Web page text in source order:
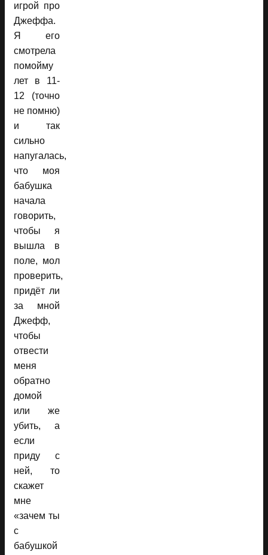
игрой про
Джеффа.
Я его
смотрела
помойму
лет в 11-
12 (точно
не помню)
и так
сильно
напугалась,
что моя
бабушка
начала
говорить,
чтобы я
вышла в
поле, мол
проверить,
придёт ли
за мной
Джефф,
чтобы
отвести
меня
обратно
домой
или же
убить, а
если
приду с
ней, то
скажет
мне
«зачем ты
с
бабушкой